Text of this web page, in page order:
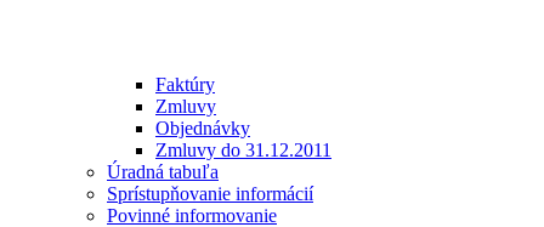
Faktúry
Zmluvy
Objednávky
Zmluvy do 31.12.2011
Úradná tabuľa
Sprístupňovanie informácií
Povinné informovanie